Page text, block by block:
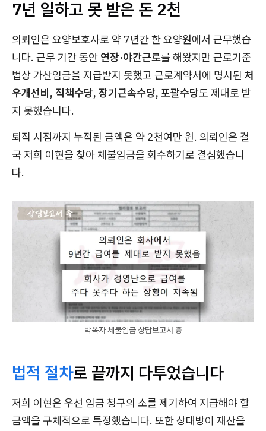
7년 일하고 못 받은 돈 2천
의뢰인은 요양보호사로 약 7년간 한 요양원에서 근무했습
니다. 근무 기간 동안 연장·야간근로를 해왔지만 근로기준
법상 가산임금을 지급받지 못했고 근로계약서에 명시된 처
우개선비, 직책수당, 장기근속수당, 포괄수당도 제대로 받
지 못했습니다.
퇴직 시점까지 누적된 금액은 약 2천여만 원. 의뢰인은 결
국 저희 이현을 찾아 체불임금을 회수하기로 결심했습니
다.
박옥자 체불임금 상담보고서 중
법적 절차로 끝까지 다투었습니다
저희 이현은 우선 임금 청구의 소를 제기하여 지급해야 할
금액을 구체적으로 특정했습니다. 또한 상대방이 재산을